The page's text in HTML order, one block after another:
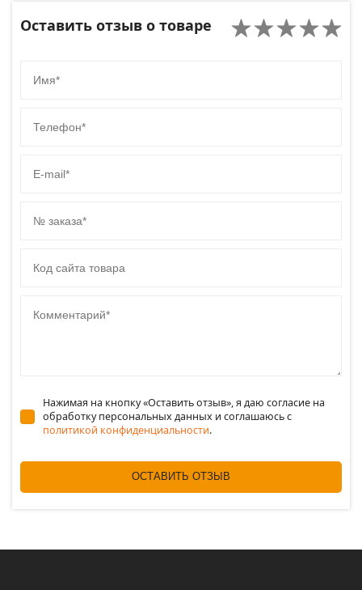
Оставить отзыв о товаре
Нажимая на кнопку «Оставить отзыв», я даю согласие на
обработку персональных данных и соглашаюсь c
политикой конфиденциальности.
ОСТАВИТЬ ОТЗЫВ